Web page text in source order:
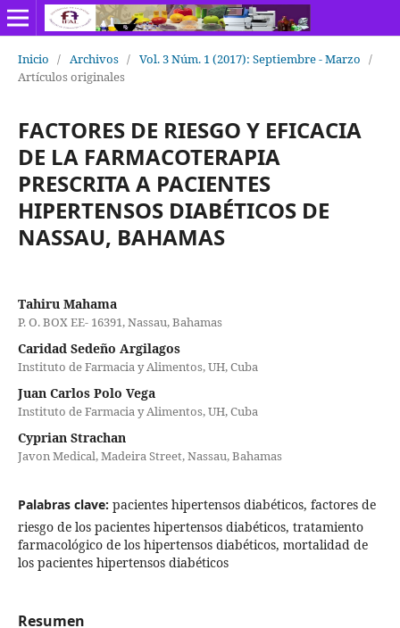
Inicio / Archivos / Vol. 3 Núm. 1 (2017): Septiembre - Marzo /
Artículos originales
FACTORES DE RIESGO Y EFICACIA
DE LA FARMACOTERAPIA
PRESCRITA A PACIENTES
HIPERTENSOS DIABÉTICOS DE
NASSAU, BAHAMAS
Tahiru Mahama
P. O. BOX EE- 16391, Nassau, Bahamas
Caridad Sedeño Argilagos
Instituto de Farmacia y Alimentos, UH, Cuba
Juan Carlos Polo Vega
Instituto de Farmacia y Alimentos, UH, Cuba
Cyprian Strachan
Javon Medical, Madeira Street, Nassau, Bahamas
Palabras clave: pacientes hipertensos diabéticos, factores de
riesgo de los pacientes hipertensos diabéticos, tratamiento
farmacológico de los hipertensos diabéticos, mortalidad de
los pacientes hipertensos diabéticos
Resumen